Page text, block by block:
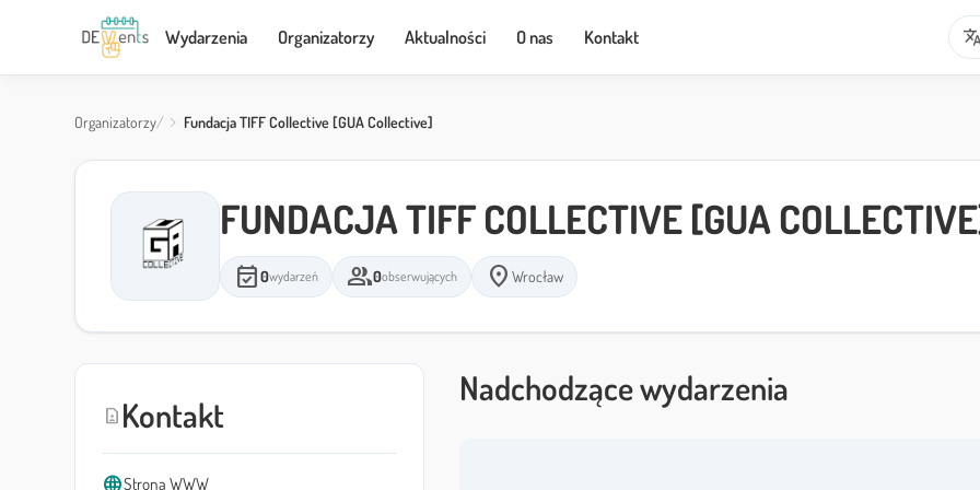
Wydarzenia Organizatorzy Aktualności O nas Kontakt translate
Organizatorzy Fundacja TIFF Collective [GUA Collective]
FUNDACJA TIFF COLLECTIVE [GUA
event_available0wydarzeń group0obserwujących location_on Wrocław
contact_page Kontakt
languageStrona WWW
Nadchodzące wydarzenia